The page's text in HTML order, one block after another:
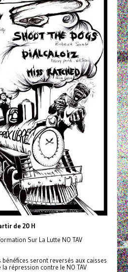
de 20 H
Sur La Lutte NO TAV
bénéfices seront reversés aux caisses
répression contre le NO TAV